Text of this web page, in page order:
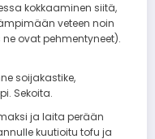
kokkaaminen siitä,
veteen noin
ovat pehmentyneet).
soijakastike,
Sekoita.
ja laita perään
kuutioitu tofu ja